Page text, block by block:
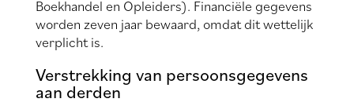
Boekhandel en Opleiders). Financiële gegevens
worden zeven jaar bewaard, omdat dit wettelijk
verplicht is.
Verstrekking van persoonsgegevens
aan derden